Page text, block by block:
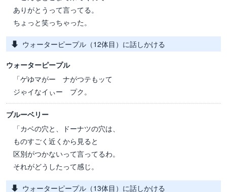
ありがとうって言ってる。
ちょっと笑っちゃった。
ウォーターピープル（12体目）に話しかける
ウォーターピープル
「ゲゆマがー ナがつテもッて
ジゃイなイぃー プク。
ブルーベリー
「カベの穴と、ドーナツの穴は、
ものすごく近くから見ると
区別がつかないって言ってるわ。
それがどうしたって感じ。
ウォーターピープル（13体目）に話しかける